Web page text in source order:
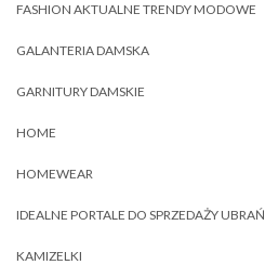
FASHION AKTUALNE TRENDY MODOWE
GALANTERIA DAMSKA
GARNITURY DAMSKIE
HOME
HOMEWEAR
IDEALNE PORTALE DO SPRZEDAŻY UBRAŃ
KAMIZELKI